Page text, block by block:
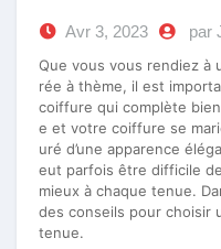
Avr 3, 2023 par
Que vous vous rendiez à
rée à thème, il est
coiffure qui complète
e et votre coiffure se
uré d’une apparence
eut parfois être difficile
mieux à chaque tenue.
des conseils pour choisir
tenue.